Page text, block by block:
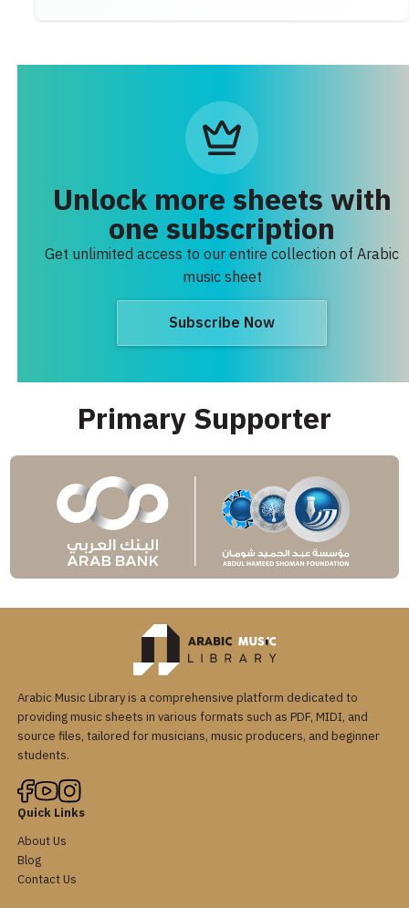
Unlock more sheets with
one subscription
Get unlimited access to our entire collection of Arabic
music sheet
Subscribe Now
Primary Supporter
Arabic Music Library is a comprehensive platform dedicated to
providing music sheets in various formats such as PDF, MIDI, and
source files, tailored for musicians, music producers, and beginner
students.
Quick Links
About Us
Blog
Contact Us